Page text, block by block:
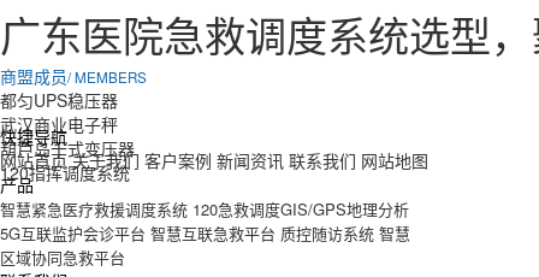
广东医院急救调度系统选型
商盟成员/ MEMBERS
都匀UPS稳压器
武汉商业电子秤
葫芦岛干式变压器
120指挥调度系统
快捷导航
网站首页 关于我们 客户案例 新闻资讯 联系我们 网站地图
产品
智慧紧急医疗救援调度系统 120急救调度GIS/GPS地理分析
5G互联监护会诊平台 智慧互联急救平台 质控随访系统 智慧
区域协同急救平台